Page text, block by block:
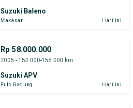
Suzuki Baleno
Makasar Hari ini
Rp 58.000.000
2005 - 150.000-155.000 km
Suzuki APV
Pulo Gadung Hari ini